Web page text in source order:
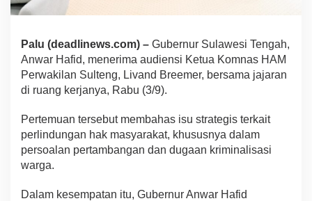
Palu (deadlinews.com) – Gubernur Sulawesi Tengah,
Anwar Hafid, menerima audiensi Ketua Komnas HAM
Perwakilan Sulteng, Livand Breemer, bersama jajaran
di ruang kerjanya, Rabu (3/9).
Pertemuan tersebut membahas isu strategis terkait
perlindungan hak masyarakat, khususnya dalam
persoalan pertambangan dan dugaan kriminalisasi
warga.
Dalam kesempatan itu, Gubernur Anwar Hafid